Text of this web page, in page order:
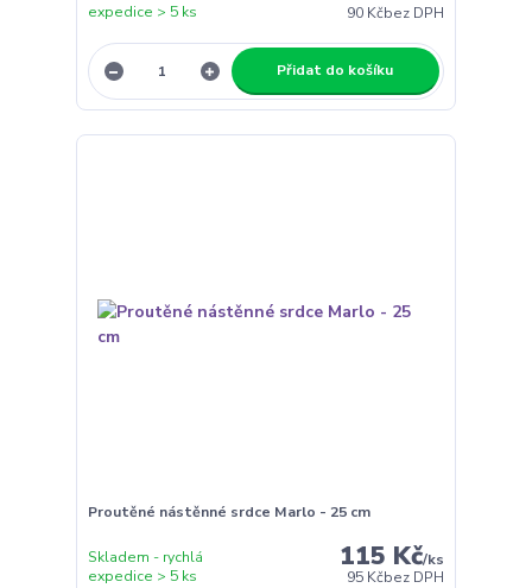
90 Kčbez DPH
expedice > 5 ks
Přidat do košíku
Proutěné nástěnné srdce Marlo - 25 cm
115 Kč/ks
95 Kčbez DPH
Skladem - rychlá
expedice > 5 ks